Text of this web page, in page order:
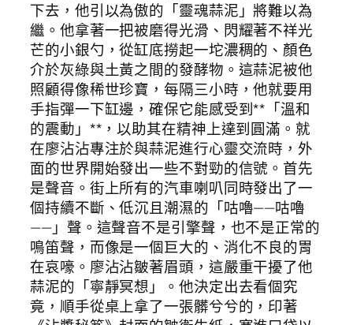
下去，他引以為傲的「靈魂蒜泥」將難以為
繼。他拿著一把被磨得光滑、閃耀著不祥光
芒的小銀勺，從缸底撈起一坨濃稠的、顏色
介於灰綠與土黃之間的發酵物。這蒜泥被他
照顧得像稀世珍寶，每隔三小時，他就要用
手指彈一下缸邊，確保它能感受到**「溫和
的震動」**，以助其在精神上達到圓滿。就
在廖沾沾專注於與蒜泥進行心靈交流時，外
面的世界開始發出一些不對勁的信號。首先
是聲音。街上所有的汽車喇叭同時發出了一
個持續不斷、低沉且潮濕的「咕嚕——咕嚕
——」聲。這聲音不是引擎聲，也不是正常的
鳴笛聲，而像是一個巨大的、消化不良的胃
在哀嚎。廖沾沾皺著眉頭，這嚴重干擾了他
蒜泥的「寧靜冥想」。他決定出去看個究
竟，順手從桌上拿了一張髒兮兮的，印著